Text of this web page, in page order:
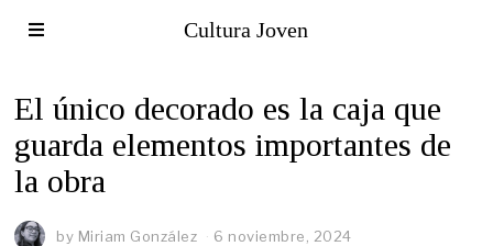
Cultura Joven
El único decorado es la caja que
guarda elementos importantes de
la obra
by Miriam González 6 noviembre, 2024